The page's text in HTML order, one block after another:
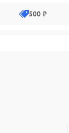
500 ₽